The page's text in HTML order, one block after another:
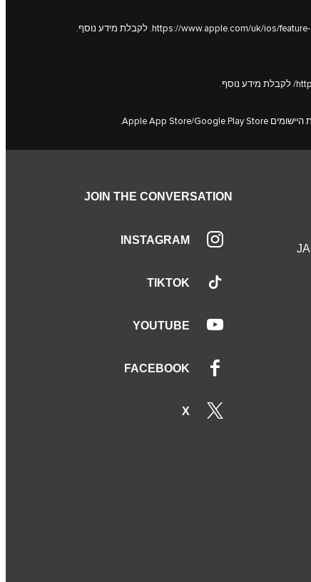
לקבלת מידע נוסף.
לקבלת מידע נוסף.
JOIN THE CONVERSATION
INSTAGRAM
TIKTOK
YOUTUBE
FACEBOOK
X